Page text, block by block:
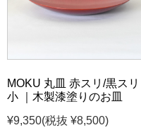
MOKU 丸皿 赤スリ/黒スリ
小 ｜木製漆塗りのお皿
¥9,350(税抜 ¥8,500)